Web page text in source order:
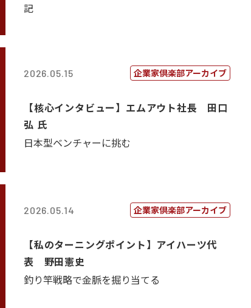
記
2026.05.15 企業家倶楽部アーカイブ
【核心インタビュー】エムアウト社長 田口
弘 氏
日本型ベンチャーに挑む
2026.05.14 企業家倶楽部アーカイブ
【私のターニングポイント】アイハーツ代
表 野田憲史
釣り竿戦略で金脈を掘り当てる